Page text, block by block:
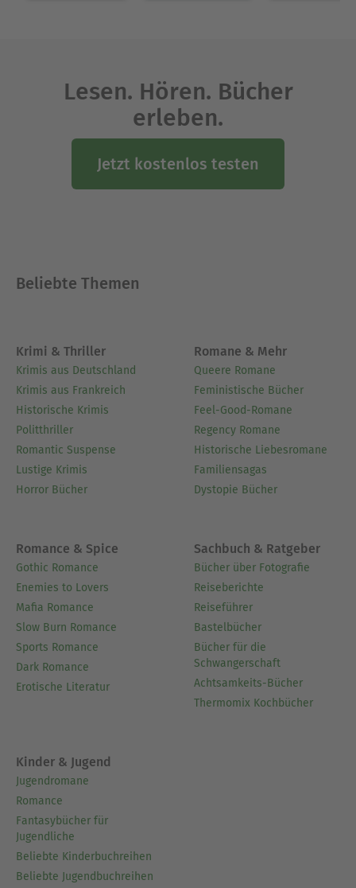
Lesen. Hören. Bücher
erleben.
Jetzt kostenlos testen
Beliebte Themen
Krimi & Thriller
Krimis aus Deutschland
Krimis aus Frankreich
Historische Krimis
Politthriller
Romantic Suspense
Lustige Krimis
Horror Bücher
Romane & Mehr
Queere Romane
Feministische Bücher
Feel-Good-Romane
Regency Romane
Historische Liebesromane
Familiensagas
Dystopie Bücher
Romance & Spice
Gothic Romance
Enemies to Lovers
Mafia Romance
Slow Burn Romance
Sports Romance
Dark Romance
Erotische Literatur
Sachbuch & Ratgeber
Bücher über Fotografie
Reiseberichte
Reiseführer
Bastelbücher
Bücher für die
Schwangerschaft
Achtsamkeits-Bücher
Thermomix Kochbücher
Kinder & Jugend
Jugendromane
Romance
Fantasybücher für
Jugendliche
Beliebte Kinderbuchreihen
Beliebte Jugendbuchreihen